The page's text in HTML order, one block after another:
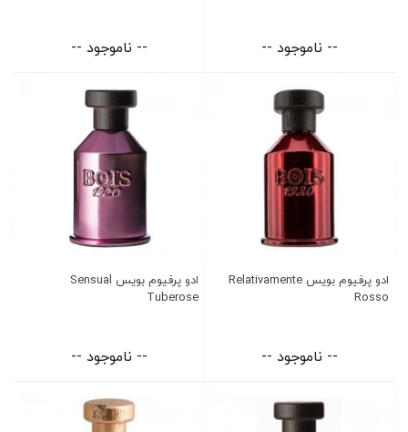
-- ناموجود -- -- ناموجود --
ادو پرفیوم بویس Relativamente
Rosso
-- ناموجود --
ادو پرفیوم بویس Sensual
Tuberose
-- ناموجود --